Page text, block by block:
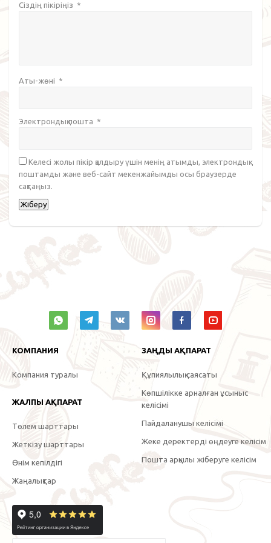
Сіздің пікіріңіз *
Аты-жөні *
Электрондық пошта *
Келесі жолы пікір қалдыру үшін менің атымды, электрондық
поштамды және веб-сайт мекенжайымды осы браузерде
сақтаңыз.
КОМПАНИЯ
Компания туралы
ЖАЛПЫ АҚПАРАТ
Төлем шарттары
Жеткізу шарттары
Өнім кепілдігі
Жаңалықтар
ЗАҢДЫ АҚПАРАТ
Құпиялылық саясаты
Көпшілікке арналған ұсыныс
келісімі
Пайдаланушы келісімі
Жеке деректерді өңдеуге келісім
Пошта арқылы жіберуге келісім